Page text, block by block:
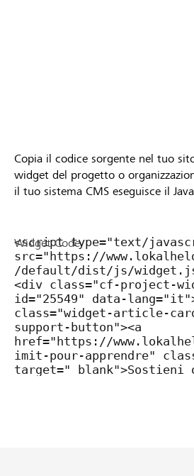
Copia il codice sorgente nel tuo
widget del progetto o
il tuo sistema CMS eseguisce il
Widget Code